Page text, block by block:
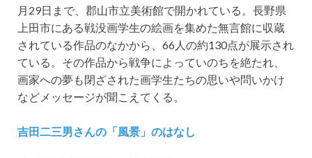
月29日まで、郡山市立美術館で開かれている。長野県
上田市にある戦没画学生の絵画を集めた無言館に収蔵
されている作品のなかから、66人の約130点が展示され
ている。その作品から戦争によっていのちを絶たれ、
画家への夢も閉ざされた画学生たちの思いや問いかけ
などメッセージが聞こえてくる。
吉田二三男さんの「風景」のはなし